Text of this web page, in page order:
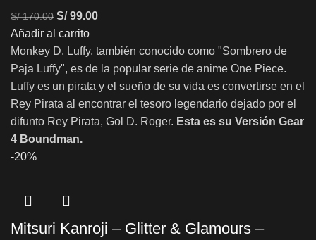
S/170.00 S/99.00
Añadir al carrito
Monkey D. Luffy, también conocido como "Sombrero de
Paja Luffy", es de la popular serie de anime One Piece.
Luffy es un pirata y el sueño de su vida es convertirse en el
Rey Pirata al encontrar el tesoro legendario dejado por el
difunto Rey Pirata, Gol D. Roger. Esta es su Versión Gear
4 Boundman.
-20%
Mitsuri Kanroji – Glitter & Glamours –